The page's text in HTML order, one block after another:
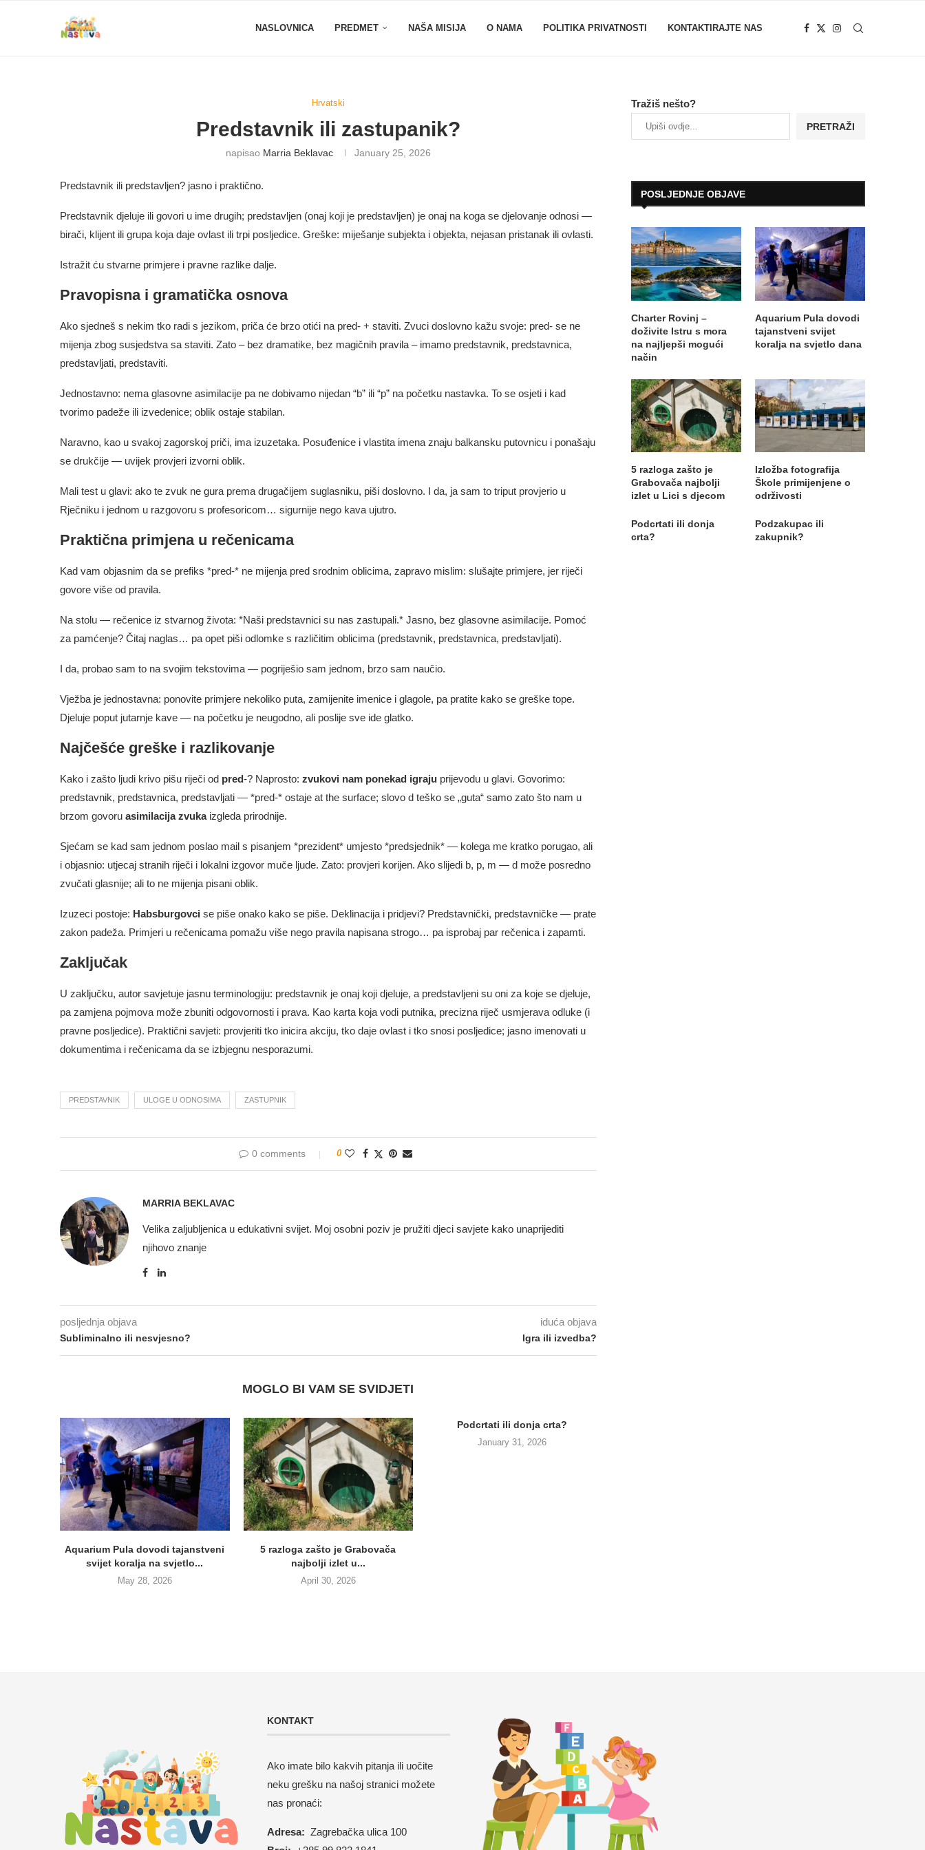
NASLOVNICA PREDMET NAŠA MISIJA O NAMA POLITIKA PRIVATNOSTI KONTAKTIRAJTE NAS
Hrvatski
Predstavnik ili zastupanik?
napisao Marria Beklavac January 25, 2026
Predstavnik ili predstavljen? jasno i praktično.
Predstavnik djeluje ili govori u ime drugih; predstavljen (onaj koji je predstavljen) je onaj na koga se djelovanje odnosi —
birači, klijent ili grupa koja daje ovlast ili trpi posljedice. Greške: miješanje subjekta i objekta, nejasan pristanak ili ovlasti.
Istražit ću stvarne primjere i pravne razlike dalje.
Pravopisna i gramatička osnova
Ako sjedneš s nekim tko radi s jezikom, priča će brzo otići na pred- + staviti. Zvuci doslovno kažu svoje: pred- se ne
mijenja zbog susjedstva sa staviti. Zato – bez dramatike, bez magičnih pravila – imamo predstavnik, predstavnica,
predstavljati, predstaviti.
Jednostavno: nema glasovne asimilacije pa ne dobivamo nijedan “b” ili “p” na početku nastavka. To se osjeti i kad
tvorimo padeže ili izvedenice; oblik ostaje stabilan.
Naravno, kao u svakoj zagorskoj priči, ima izuzetaka. Posuđenice i vlastita imena znaju balkansku putovnicu i ponašaju
se drukčije — uvijek provjeri izvorni oblik.
Mali test u glavi: ako te zvuk ne gura prema drugačijem suglasniku, piši doslovno. I da, ja sam to triput provjerio u
Rječniku i jednom u razgovoru s profesoricom… sigurnije nego kava ujutro.
Praktična primjena u rečenicama
Kad vam objasnim da se prefiks *pred-* ne mijenja pred srodnim oblicima, zapravo mislim: slušajte primjere, jer riječi
govore više od pravila.
Na stolu — rečenice iz stvarnog života: *Naši predstavnici su nas zastupali.* Jasno, bez glasovne asimilacije. Pomoć
za pamćenje? Čitaj naglas… pa opet piši odlomke s različitim oblicima (predstavnik, predstavnica, predstavljati).
I da, probao sam to na svojim tekstovima — pogriješio sam jednom, brzo sam naučio.
Vježba je jednostavna: ponovite primjere nekoliko puta, zamijenite imenice i glagole, pa pratite kako se greške tope.
Djeluje poput jutarnje kave — na početku je neugodno, ali poslije sve ide glatko.
Najčešće greške i razlikovanje
Kako i zašto ljudi krivo pišu riječi od pred-? Naprosto: zvukovi nam ponekad igraju prijevodu u glavi. Govorimo:
predstavnik, predstavnica, predstavljati — *pred-* ostaje at the surface; slovo d teško se „guta“ samo zato što nam u
brzom govoru asimilacija zvukaizgleda prirodnije.
Sjećam se kad sam jednom poslao mail s pisanjem *prezident* umjesto *predsjednik* — kolega me kratko porugao, ali
i objasnio: utjecaj stranih riječi i lokalni izgovor muče ljude. Zato: provjeri korijen. Ako slijedi b, p, m — d može posredno
zvučati glasnije; ali to ne mijenja pisani oblik.
Izuzeci postoje: Habsburgovci se piše onako kako se piše. Deklinacija i pridjevi? Predstavnički, predstavničke — prate
zakon padeža. Primjeri u rečenicama pomažu više nego pravila napisana strogo… pa isprobaj par rečenica i zapamti.
Zaključak
U zaključku, autor savjetuje jasnu terminologiju: predstavnik je onaj koji djeluje, a predstavljeni su oni za koje se djeluje,
pa zamjena pojmova može zbuniti odgovornosti i prava. Kao karta koja vodi putnika, precizna riječ usmjerava odluke (i
pravne posljedice). Praktični savjeti: provjeriti tko inicira akciju, tko daje ovlast i tko snosi posljedice; jasno imenovati u
dokumentima i rečenicama da se izbjegnu nesporazumi.
PREDSTAVNIK ULOGE U ODNOSIMA ZASTUPNIK
0 comments 0
MARRIA BEKLAVAC
Velika zaljubljenica u edukativni svijet. Moj osobni poziv je pružiti djeci savjete kako unaprijediti
njihovo znanje
posljednja objava
Subliminalno ili nesvjesno?
iduća objava
Igra ili izvedba?
MOGLO BI VAM SE SVIDJETI
Aquarium Pula dovodi tajanstveni
svijet koralja na svjetlo...
May 28, 2026
5 razloga zašto je Grabovača
najbolji izlet u...
April 30, 2026
Podcrtati ili donja crta?
January 31, 2026
Tražiš nešto?
PRETRAŽI
POSLJEDNJE OBJAVE
Charter Rovinj –
doživite Istru s mora
na najljepši mogući
način
Aquarium Pula dovodi
tajanstveni svijet
koralja na svjetlo dana
5 razloga zašto je
Grabovača najbolji
izlet u Lici s djecom
Izložba fotografija
Škole primijenjene o
održivosti
Podcrtati ili donja
crta?
Podzakupac ili
zakupnik?
KONTAKT
Ako imate bilo kakvih pitanja ili uočite
neku grešku na našoj stranici možete
nas pronaći:
Adresa: Zagrebačka ulica 100